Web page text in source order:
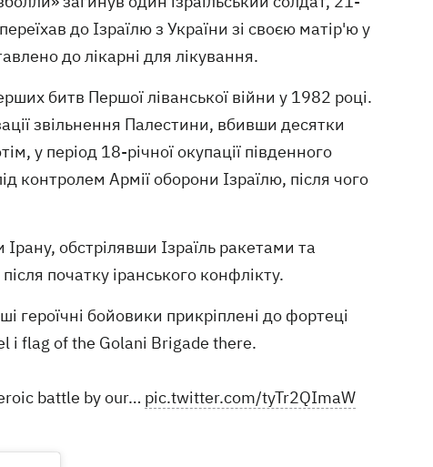
до Ізраїлю з України зі своєю матір'ю у
до лікарні для лікування.
битв Першої ліванської війни у ​​1982 році.
звільнення Палестини, вбивши десятки
у період 18-річної окупації південного
контролем Армії оборони Ізраїлю, після чого
обстрілявши Ізраїль ракетами та
початку іранського конфлікту.
бойовики прикріплені до фортеці
і flag of the Golani Brigade there.
battle by our… pic.twitter.com/tyTr2QImaW